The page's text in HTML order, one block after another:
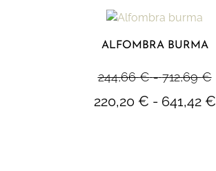
ALFOMBRA BURMA
244,66€ - 712,69€
220,20 € - 641,42 €